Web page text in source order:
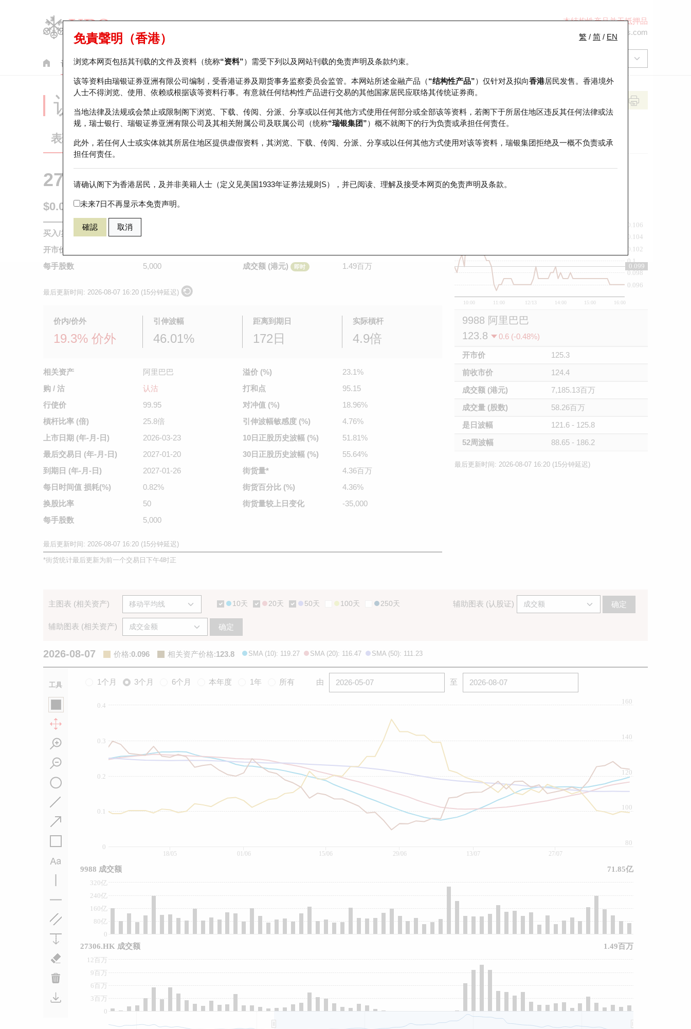
本结构性产品并无抵押品
ol-hkwarrants@ubs.com
认股证 牛熊证 美股指数产品 轮证市场统计 正股数据及市场统计 瑞银轮证教室
繁 / 简 / EN
免責聲明（香港）
浏览本网页包括其刊载的文件及资料（统称“资料”）需受下列以及网站刊载的免责声明及条款约束。
该等资料由瑞银证券亚洲有限公司编制，受香港证券及期货事务监察委员会监管。本网站所述金融产品（“结构性产品”）仅针对及拟向香港居民发售。香港境外
人士不得浏览、使用、依赖或根据该等资料行事。有意就任何结构性产品进行交易的其他国家居民应联络其传统证券商。
当地法律及法规或会禁止或限制阁下浏览、下载、传阅、分派、分享或以任何其他方式使用任何部分或全部该等资料，若阁下于所居住地区违反其任何法律或法
规，瑞士银行、瑞银证券亚洲有限公司及其相关附属公司及联属公司（统称“瑞银集团”）概不就阁下的行为负责或承担任何责任。
此外，若任何人士或实体就其所居住地区提供虚假资料，其浏览、下载、传阅、分派、分享或以任何其他方式使用对该等资料，瑞银集团拒绝及一概不负责或承
担任何责任。
请确认阁下为香港居民，及并非美籍人士（定义见美国1933年证券法规则S），并已阅读、理解及接受本网页的免责声明及条款。
未来7日不再显示本免责声明。
確認 取消
认股证分析仪
表现 街货统计 比较
27306 瑞银认沽 9988 阿里巴巴
$0.096 0.003 (-3.03%) 即时
买入/卖出价
开市价
每手股数
5,000
成交额 (港元)
即时 1.49百万
最后更新时间: 2026-08-07 16:20 (15分钟延迟)
价内/价外
19.3% 价外
引伸波幅
46.01%
距离到期日
172日
实际槓杆
4.9倍
相关资产
阿里巴巴
购 / 沽
认沽
行使价
99.95
槓杆比率 (倍)
25.8倍
上市日期 (年-月-日)
2026-03-23
最后交易日 (年-月-日)
2027-01-20
到期日 (年-月-日)
2027-01-26
每日时间值 损耗(%)
0.82%
换股比率
50
每手股数
5,000
溢价 (%)
23.1%
打和点
95.15
对冲值 (%)
18.96%
引伸波幅敏感度 (%)
4.76%
10日正股历史波幅 (%)
51.81%
30日正股历史波幅 (%)
55.64%
街货量*
4.36百万
街货百分比 (%)
4.36%
街货量较 上日变化 -35,000
最后更新时间: 2026-08-07 16:20 (15分钟延迟)
*街货统计最后更新为前一个交易日下午4时正
10:00 11:00 12/13 14:00 15:00 16:00
0.096
0.098
0.1
0.102
0.104
0.106
0.099
9988 阿里巴巴
123.8
0.6 (-0.48%)
开市价
125.3
前收市价
124.4
成交额 (港元)
7,185.13百万
成交量 (股数)
58.26百万
是日波幅
121.6 - 125.8
52周波幅
88.65 - 186.2
最后更新时间: 2026-08-07 16:20 (15分钟延迟)
主图表 (相关资产) 10天 20天 50天 100天 250天 辅助图表 (认股证) 确定
辅助图表 (相关资产) 确定
2026-08-07 价格:0.096 相关资产价格:123.8 SMA (10): 119.27 SMA (20): 116.47 SMA (50): 111.23
工具 1个月 3个月 6个月 本年度 1年 所有 由 至
0
0.1
0.2
0.3
0.4
80
100
120
140
160
0
80亿
160亿
240亿
320亿
0
3百万
6百万
9百万
12百万
01/06 29/06 27/07
18/05 15/06 13/07
9988 成交额 71.85亿
27306.HK 成交额 1.49百万